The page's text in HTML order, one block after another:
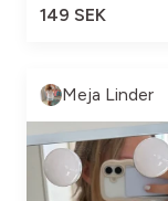
149 SEK
Meja Linder